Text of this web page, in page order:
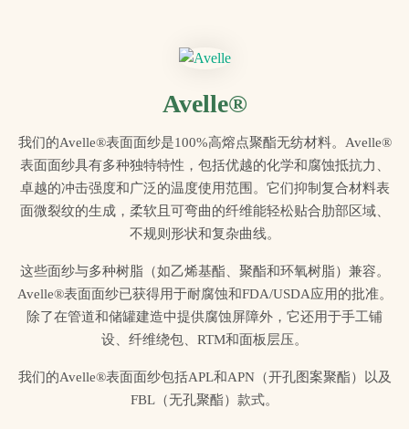
Avelle®
我们的Avelle®表面面纱是100%高熔点聚酯无纺材料。Avelle®
表面面纱具有多种独特特性，包括优越的化学和腐蚀抵抗力、
卓越的冲击强度和广泛的温度使用范围。它们抑制复合材料表
面微裂纹的生成，柔软且可弯曲的纤维能轻松贴合肋部区域、
不规则形状和复杂曲线。
这些面纱与多种树脂（如乙烯基酯、聚酯和环氧树脂）兼容。
Avelle®表面面纱已获得用于耐腐蚀和FDA/USDA应用的批准。
除了在管道和储罐建造中提供腐蚀屏障外，它还用于手工铺
设、纤维绕包、RTM和面板层压。
我们的Avelle®表面面纱包括APL和APN（开孔图案聚酯）以及
FBL（无孔聚酯）款式。